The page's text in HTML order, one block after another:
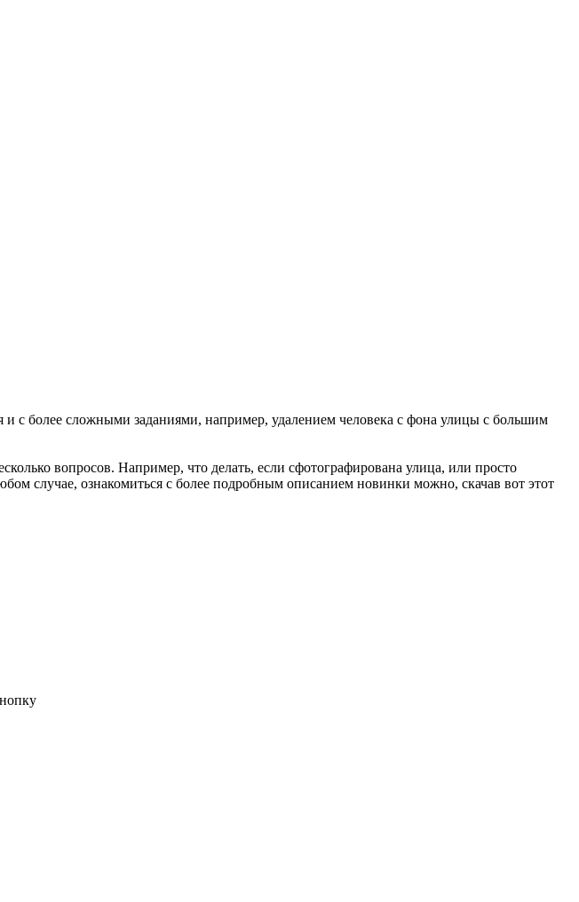
и с более сложными заданиями, например, удалением человека с фона улицы с большим
вопросов. Например, что делать, если сфотографирована улица, или просто
случае, ознакомиться с более подробным описанием новинки можно, скачав вот этот